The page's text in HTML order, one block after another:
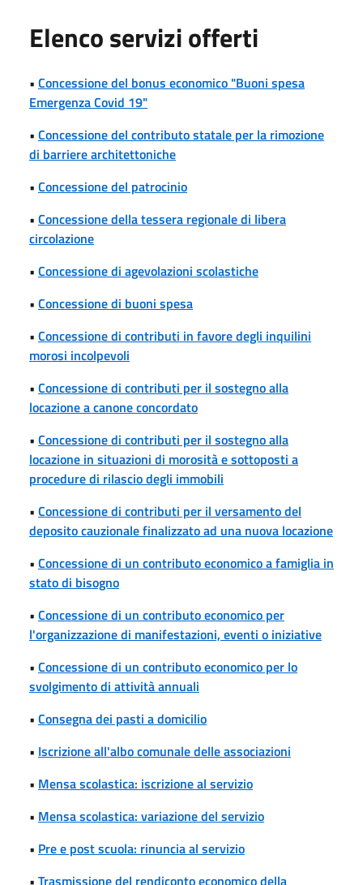
Elenco servizi offerti
• Concessione del bonus economico "Buoni spesa
Emergenza Covid 19"
• Concessione del contributo statale per la rimozione
di barriere architettoniche
• Concessione del patrocinio
• Concessione della tessera regionale di libera
circolazione
• Concessione di agevolazioni scolastiche
• Concessione di buoni spesa
• Concessione di contributi in favore degli inquilini
morosi incolpevoli
• Concessione di contributi per il sostegno alla
locazione a canone concordato
• Concessione di contributi per il sostegno alla
locazione in situazioni di morosità e sottoposti a
procedure di rilascio degli immobili
• Concessione di contributi per il versamento del
deposito cauzionale finalizzato ad una nuova locazione
• Concessione di un contributo economico a famiglia in
stato di bisogno
• Concessione di un contributo economico per
l'organizzazione di manifestazioni, eventi o iniziative
• Concessione di un contributo economico per lo
svolgimento di attività annuali
• Consegna dei pasti a domicilio
• Iscrizione all'albo comunale delle associazioni
• Mensa scolastica: iscrizione al servizio
• Mensa scolastica: variazione del servizio
• Pre e post scuola: rinuncia al servizio
• Trasmissione del rendiconto economico della